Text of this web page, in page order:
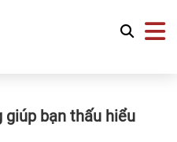
bạn thấu hiểu